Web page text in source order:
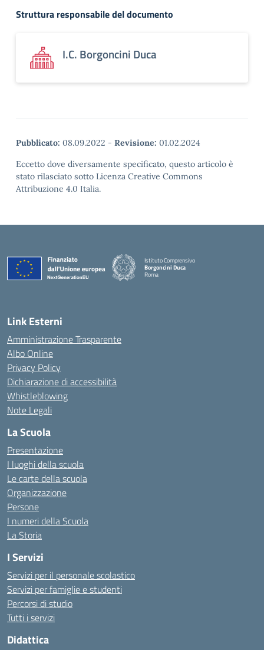
Struttura responsabile del documento
I.C. Borgoncini Duca
Pubblicato: 08.09.2022 - Revisione: 01.02.2024
Eccetto dove diversamente specificato, questo articolo è
stato rilasciato sotto Licenza Creative Commons
Attribuzione 4.0 Italia.
Istituto Comprensivo
Borgoncini Duca
Roma
Link Esterni
Amministrazione Trasparente
Albo Online
Privacy Policy
Dichiarazione di accessibilità
Whistleblowing
Note Legali
La Scuola
Presentazione
I luoghi della scuola
Le carte della scuola
Organizzazione
Persone
I numeri della Scuola
La Storia
I Servizi
Servizi per il personale scolastico
Servizi per famiglie e studenti
Percorsi di studio
Tutti i servizi
Didattica